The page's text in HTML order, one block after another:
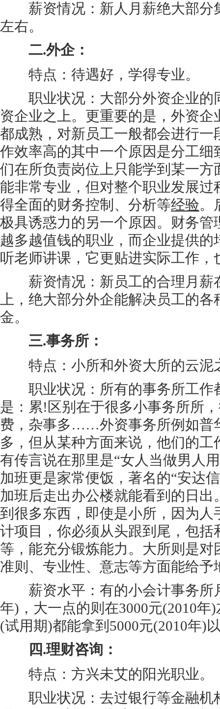
薪资情况：新人月薪绝大部分
左右。
二.外企：
特点：待遇好，学得专业。
职业状况：大部分外资企业的
资企业之上。更重要的是，外资
都成熟，对新员工一般都会进行一
作效率高的其中一个原因是分工细
们在所负责岗位上只能学到某一方
能非常专业，但对整个职业发展过
得全面的财务控制、分析等经验。
极具诱惑力的另一个原因。财务管
越多越值钱的职业，而企业提供
听老师讲课，它更贴进实际工作，
薪资情况：新员工的合理月薪
上，绝大部分外企能解决员工的
金。
三.事务所：
特点：小所和外资大所的云泥
职业状况：所有的事务所工作
是：累!区别在于很多小事务所所
费，杂事多……外资事务所例如普
多，但从某种方面来说，他们的
有传言说在那里是“女人当做男人
加班更是家常便饭，著名的“安达
加班后走出办公楼就能看到的日
到很多东西，即使是小所，因为人
计项目，你必须从头跟到尾，包括
等，能充分锻炼能力。大所则是
准则、专业性、意志等方面能给予
薪资水平：有的小会计事务所
年)，大一点的则在3000元(2010年
(试用期)都能拿到5000元(2010年)
四.理财咨询：
特点：方兴未艾的阳光职业。
职业状况：去过银行等金融机